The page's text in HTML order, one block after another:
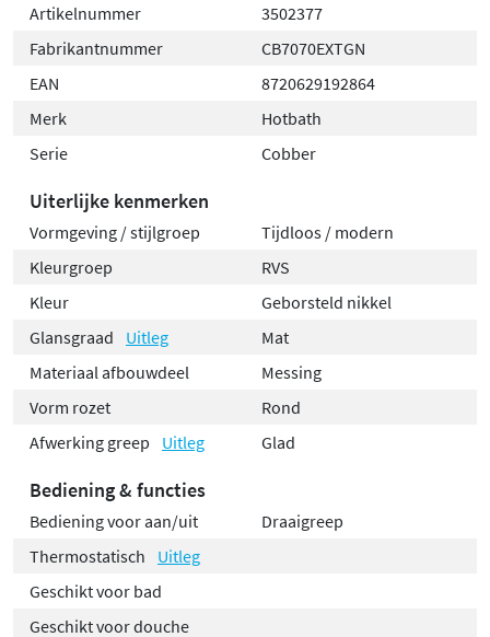
Artikelnummer
3502377
Fabrikantnummer
CB7070EXTGN
EAN
8720629192864
Merk
Hotbath
Serie
Cobber
Uiterlijke kenmerken
Vormgeving / stijlgroep
Tijdloos / modern
Kleurgroep
RVS
Kleur
Geborsteld nikkel
Glansgraad
Uitleg
Mat
Materiaal afbouwdeel
Messing
Vorm rozet
Rond
Afwerking greep
Uitleg Glad
Bediening & functies
Bediening voor aan/uit
Draaigreep
Thermostatisch
Uitleg
Geschikt voor bad
Geschikt voor douche